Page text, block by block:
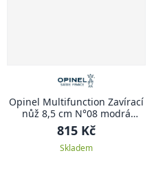
Opinel Multifunction Zavírací
nůž 8,5 cm N°08 modrá
MULTIFUNCTION
815 Kč
Skladem